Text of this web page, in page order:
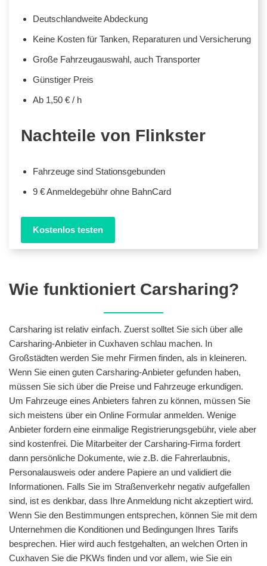
Deutschlandweite Abdeckung
Keine Kosten für Tanken, Reparaturen und Versicherung
Große Fahrzeugauswahl, auch Transporter
Günstiger Preis
Ab 1,50 € / h
Nachteile von Flinkster
Fahrzeuge sind Stationsgebunden
9 € Anmeldegebühr ohne BahnCard
Kostenlos testen
Wie funktioniert Carsharing?
Carsharing ist relativ einfach. Zuerst solltet Sie sich über alle
Carsharing-Anbieter in Cuxhaven schlau machen. In
Großstädten werden Sie mehr Firmen finden, als in kleineren.
Wenn Sie einen guten Carsharing-Anbieter gefunden haben,
müssen Sie sich über die Preise und Fahrzeuge erkundigen.
Um Fahrzeuge eines Anbieters fahren zu können, müssen Sie
sich meistens über ein Online Formular anmelden. Wenige
Anbieter fordern eine einmalige Registrierungsgebühr, viele aber
sind kostenfrei. Die Mitarbeiter der Carsharing-Firma fordert
dann persönliche Dokumente, wie z.B. die Fahrerlaubnis,
Personalausweis oder andere Papiere an und validiert die
Informationen. Falls Sie im Straßenverkehr negativ aufgefallen
sind, ist es denkbar, dass Ihre Anmeldung nicht akzeptiert wird.
Wenn Sie den Bestimmungen entsprechen, können Sie mit dem
Unternehmen die Konditionen und Bedingungen Ihres Tarifs
besprechen. Hier wird auch festgehalten, an welchen Orten in
Cuxhaven Sie die PKWs finden und vor allem, wie Sie ein